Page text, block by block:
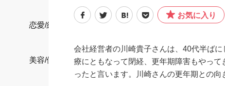
恋愛/結婚/離婚
美容/健康
お気に入り
会社経営者の川崎貴子さんは、40代半ば
療にともなって閉経、更年期障害もやっ
ったと言います。川崎さんの更年期との向